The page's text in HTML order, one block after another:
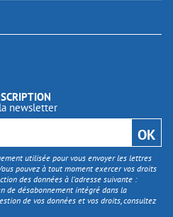
newsletter
utilisée pour vous envoyer les lettres
pouvez à tout moment exercer vos droits
des données à l’adresse suivante :
de désabonnement intégré dans la
de vos données et vos droits, consultez